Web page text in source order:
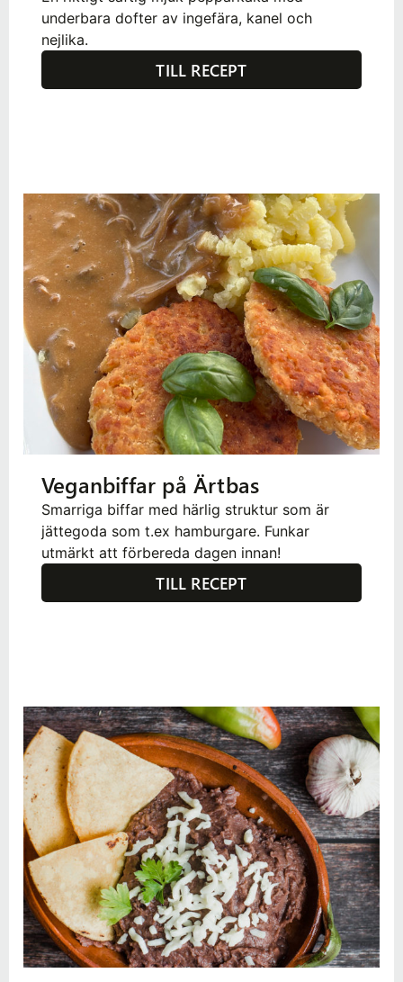
underbara dofter av ingefära, kanel och
nejlika.
TILL RECEPT
Veganbiffar på Ärtbas
Smarriga biffar med härlig struktur som är
jättegoda som t.ex hamburgare. Funkar
utmärkt att förbereda dagen innan!
TILL RECEPT